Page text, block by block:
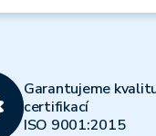
Garantujeme
certifikací
ISO 9001:2015